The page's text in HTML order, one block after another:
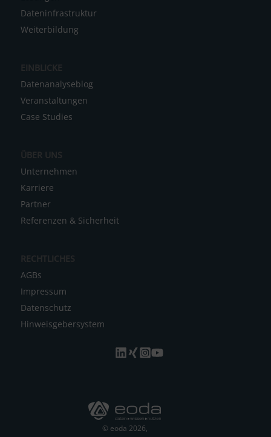
t
i
v
e
Dateninfrastruktur
Weiterbildung
EINBLICKE
Datenanalyseblog
Veranstaltungen
Case Studies
ÜBER UNS
Unternehmen
Karriere
Partner
Referenzen & Sicherheit
RECHTLICHES
AGBs
Impressum
Datenschutz
Hinweisgebersystem
© eoda 2026,